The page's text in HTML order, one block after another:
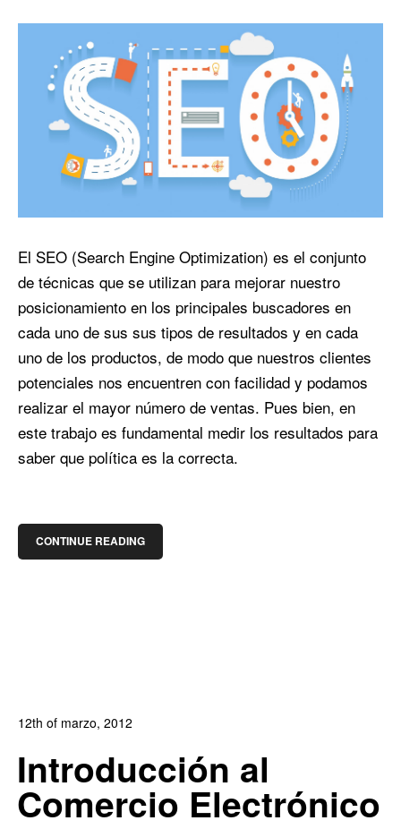
El SEO (Search Engine Optimization) es el conjunto
de técnicas que se utilizan para mejorar nuestro
posicionamiento en los principales buscadores en
cada uno de sus sus tipos de resultados y en cada
uno de los productos, de modo que nuestros clientes
potenciales nos encuentren con facilidad y podamos
realizar el mayor número de ventas. Pues bien, en
este trabajo es fundamental medir los resultados para
saber que política es la correcta.
CONTINUE READING
12th of marzo, 2012
0
0
Introducción al
Comercio Electrónico